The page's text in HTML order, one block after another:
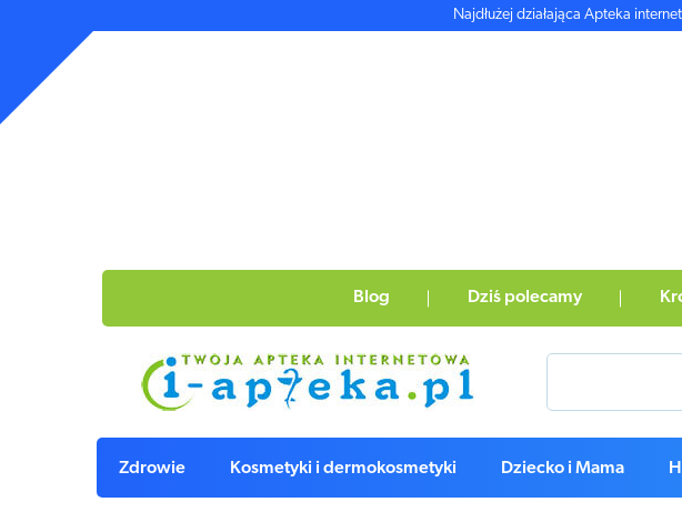
Najdłużej działająca Apteka
Blog Dziś polecamy
Zdrowie Kosmetyki i dermokosmetyki Dziecko i Mama